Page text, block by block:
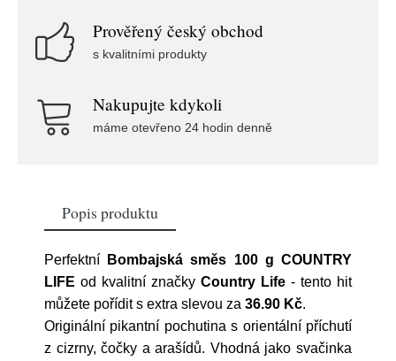
Prověřený český obchod
s kvalitními produkty
Nakupujte kdykoli
máme otevřeno 24 hodin denně
Popis produktu
Perfektní
Bombajská směs 100 g COUNTRY
LIFE od kvalitní značky Country Life - tento hit
můžete pořídit s extra slevou za 36.90 Kč.
Originální pikantní pochutina s orientální příchutí
z cizrny, čočky a arašídů. Vhodná jako svačinka